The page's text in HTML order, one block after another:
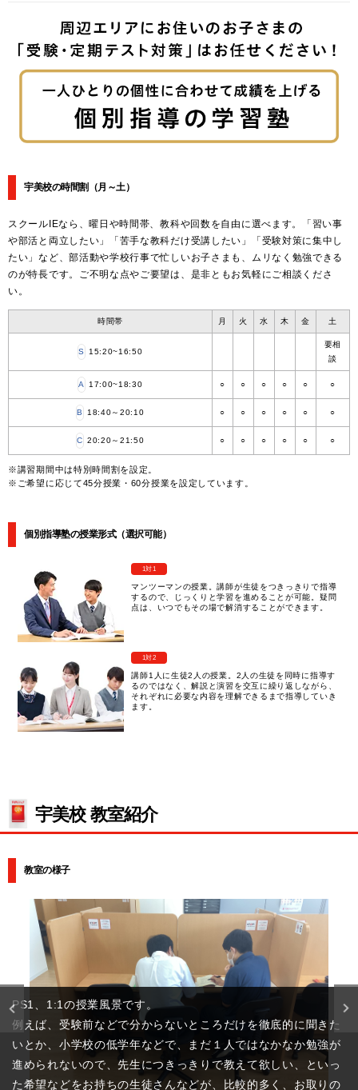
宇美校の時間割 （月～土）
スクールIEなら、曜日や時間帯、教科や回数を自由に選べます。「習い事
や部活と両立したい」「苦手な教科だけ受講したい」「受験対策に集中し
たい」など、部活動や学校行事で忙しいお子さまも、ムリなく勉強できる
のが特長です。ご不明な点やご要望は、是非ともお気軽にご相談くださ
い。
時間帯 月 火 水 木 金 土
S 15:20~16:50
要相
談
A 17:00~18:30 ○ ○ ○ ○ ○ ○
B 18:40～20:10 ○ ○ ○ ○ ○ ○
C 20:20～21:50 ○ ○ ○ ○ ○ ○
※講習期間中は特別時間割を設定。
※ご希望に応じて45分授業・60分授業を設定しています。
個別指導塾の授業形式（選択可能）
1対1
マンツーマンの授業。講師が生徒をつきっきりで指導
するので、じっくりと学習を進めることが可能。疑問
点は、いつでもその場で解消することができます。
1対2
講師1人に生徒2人の授業。2人の生徒を同時に指導す
るのではなく、解説と演習を交互に繰り返しながら、
それぞれに必要な内容を理解できるまで指導していき
ます。
宇美校 教室紹介
教室の様子
中学生の小集団授業の様子です。
国語、理科、社会については、個別でも受講可能ですが、中学